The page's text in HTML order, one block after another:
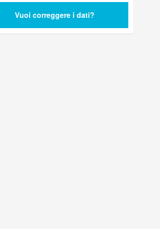
Vuoi correggere i dati?